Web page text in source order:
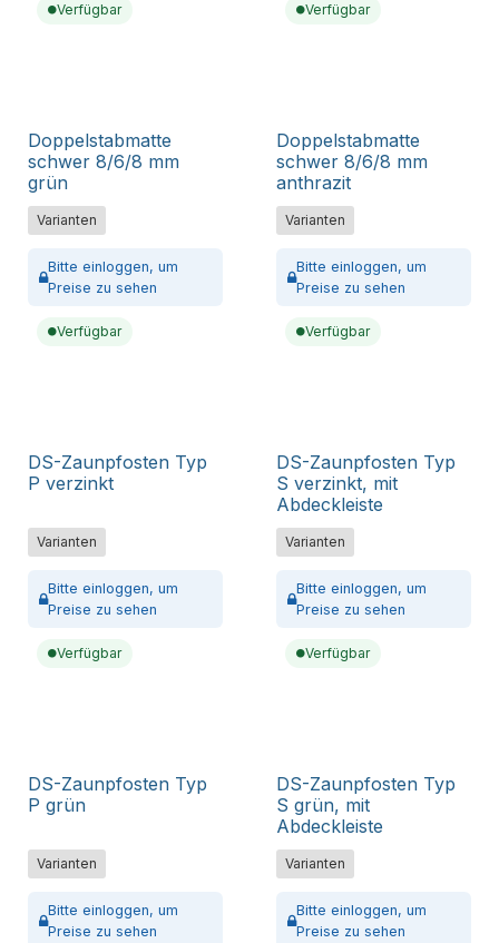
Verfügbar Verfügbar
Doppelstabmatte
schwer 8/6/8 mm
grün
Varianten
Bitte einloggen, um
Preise zu sehen
Verfügbar
Doppelstabmatte
schwer 8/6/8 mm
anthrazit
Varianten
Bitte einloggen, um
Preise zu sehen
Verfügbar
DS-Zaunpfosten Typ
P verzinkt
Varianten
Bitte einloggen, um
Preise zu sehen
Verfügbar
DS-Zaunpfosten Typ
S verzinkt, mit
Abdeckleiste
Varianten
Bitte einloggen, um
Preise zu sehen
Verfügbar
DS-Zaunpfosten Typ
P grün
Varianten
Bitte einloggen, um
Preise zu sehen
DS-Zaunpfosten Typ
S grün, mit
Abdeckleiste
Varianten
Bitte einloggen, um
Preise zu sehen